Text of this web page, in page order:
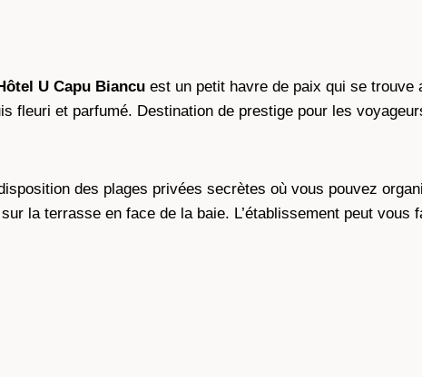
U Capu Biancu est un petit havre de paix qui se trouve
fleuri et parfumé. Destination de prestige pour les
des plages privées secrètes où vous pouvez
la terrasse en face de la baie. L’établissement peut